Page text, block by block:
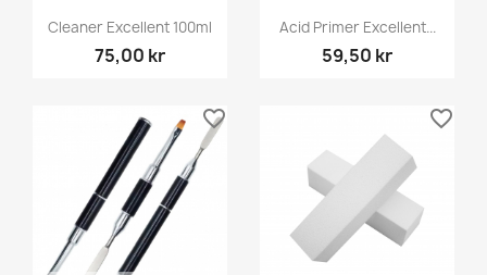
Cleaner Excellent 100ml
75,00 kr
Acid Primer Excellent...
59,50 kr
favorite_border favorite_border